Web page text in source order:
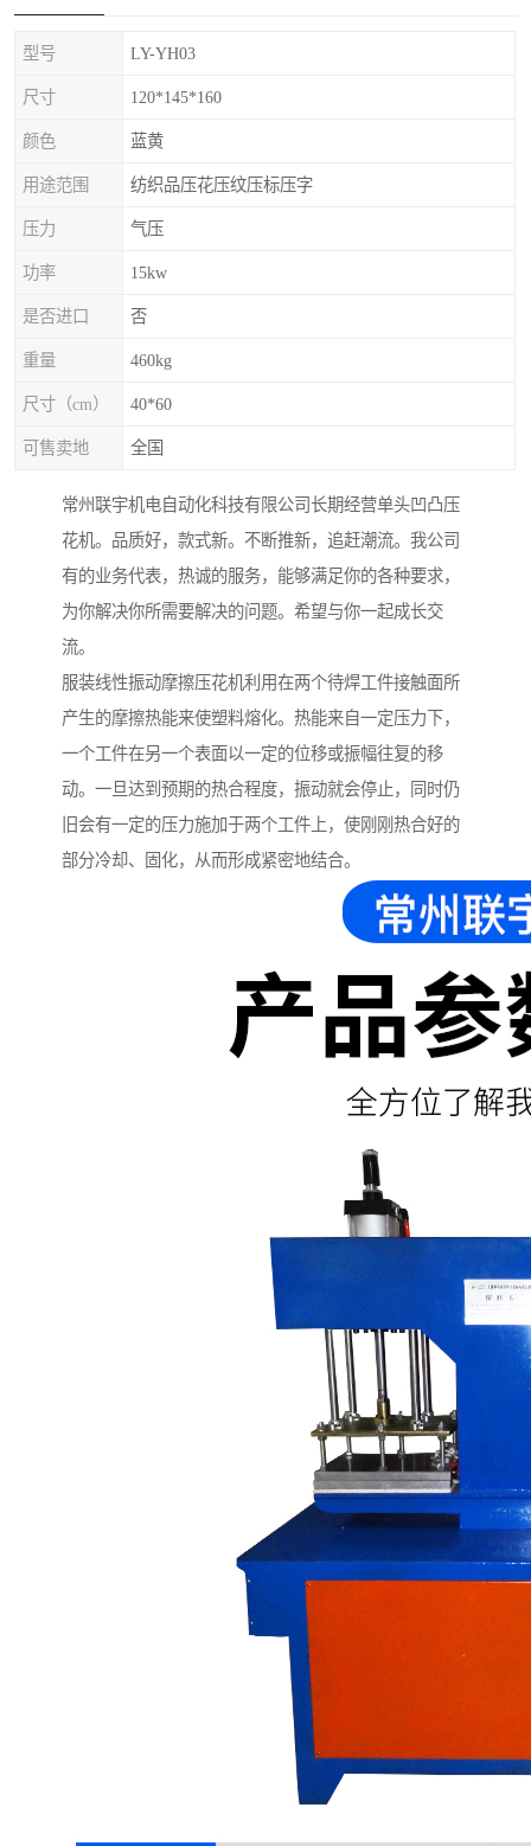
型号 LY-YH03
尺寸 120*145*160
颜色 蓝黄
用途范围 纺织品压花压纹压标压字
压力 气压
功率 15kw
是否进口 否
重量 460kg
尺寸（cm） 40*60
可售卖地 全国
常州联宇机电自动化科技有限公司长期经营单头凹凸压
花机。品质好，款式新。不断推新，追赶潮流。我公司
有的业务代表，热诚的服务，能够满足你的各种要求，
为你解决你所需要解决的问题。希望与你一起成长交
流。
服装线性振动摩擦压花机利用在两个待焊工件接触面所
产生的摩擦热能来使塑料熔化。热能来自一定压力下，
一个工件在另一个表面以一定的位移或振幅往复的移
动。一旦达到预期的热合程度，振动就会停止，同时仍
旧会有一定的压力施加于两个工件上，使刚刚热合好的
部分冷却、固化，从而形成紧密地结合。